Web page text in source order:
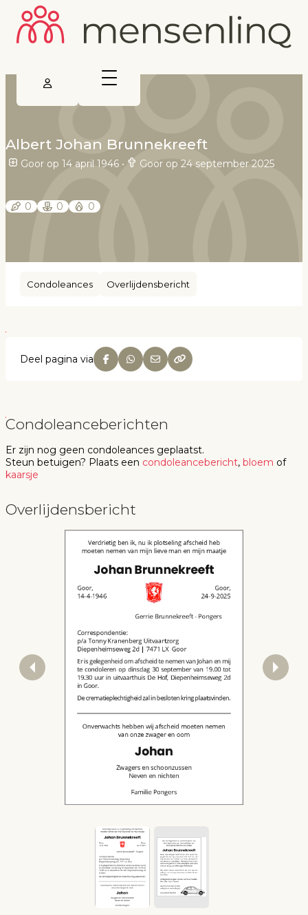
Albert Johan Brunnekreeft
Goor op 14 april 1946 • Goor op 24 september 2025
0 0 0
Condoleances Overlijdensbericht
Deel pagina via
Condoleanceberichten
Er zijn nog geen condoleances geplaatst.
Steun betuigen? Plaats een condoleancebericht, bloem of
kaarsje
Overlijdensbericht